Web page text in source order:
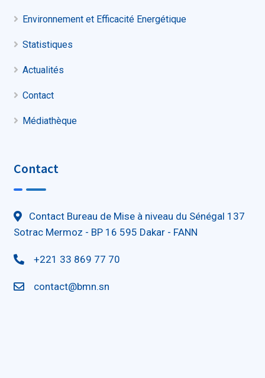
Environnement et Efficacité Energétique
Statistiques
Actualités
Contact
Médiathèque
Contact
Contact Bureau de Mise à niveau du Sénégal 137
Sotrac Mermoz - BP 16 595 Dakar - FANN
+221 33 869 77 70
contact@bmn.sn